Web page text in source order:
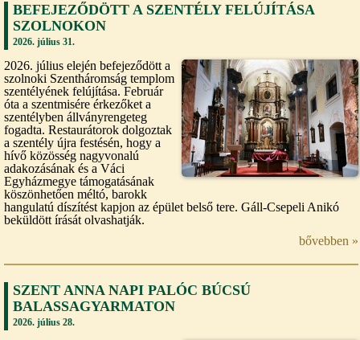
BEFEJEZŐDÖTT A SZENTÉLY FELÚJÍTÁSA
SZOLNOKON
2026. július 31.
2026. július elején befejeződött a
szolnoki Szentháromság templom
szentélyének felújítása. Február
óta a szentmisére érkezőket a
szentélyben állványrengeteg
fogadta. Restaurátorok dolgoztak
a szentély újra festésén, hogy a
hívő közösség nagyvonalú
adakozásának és a Váci
Egyházmegye támogatásának
köszönhetően méltó, barokk
hangulatú díszítést kapjon az épület belső tere. Gáll-Csepeli Anikó
beküldött írását olvashatják.
bővebben »
SZENT ANNA NAPI PALÓC BÚCSÚ
BALASSAGYARMATON
2026. július 28.